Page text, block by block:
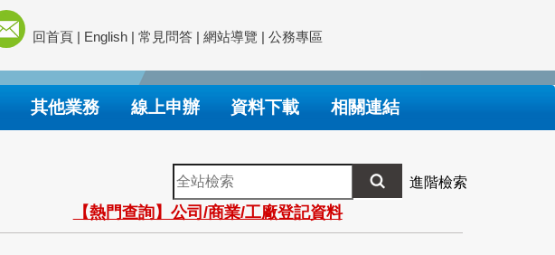
回首頁 | English | 常見問答 | 網站導覽 | 公務專區
其他業務 線上申辦 資料下載 相關連結
全
站
檢
索
進階檢索
【熱門查詢】公司/商業/工廠登記資料